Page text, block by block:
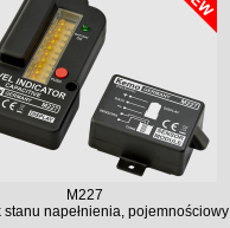
M227
stanu napełnienia, pojemnościowy